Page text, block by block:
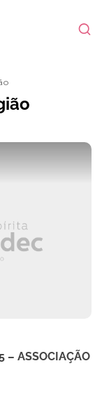
– ASSOCIAÇÃO